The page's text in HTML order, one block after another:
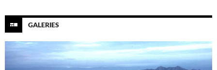
GALERIES